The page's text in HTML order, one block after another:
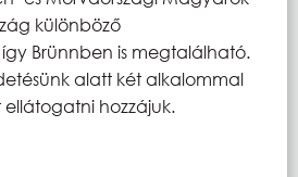
különböző
Brünnben is megtalálható.
alatt két alkalommal
hozzájuk.